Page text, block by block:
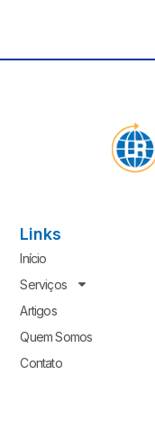
Links
Início
Serviços
Artigos
Quem Somos
Contato